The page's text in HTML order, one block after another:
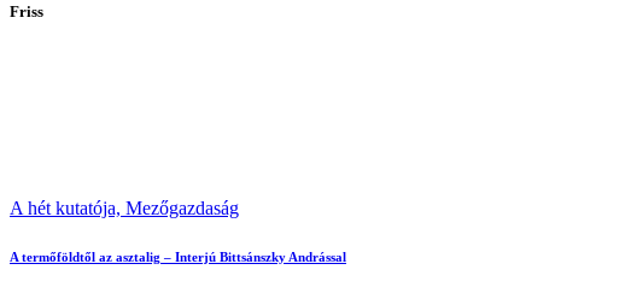
Friss
A hét kutatója, Mezőgazdaság
A termőföldtől az asztalig – Interjú Bittsánszky Andrással